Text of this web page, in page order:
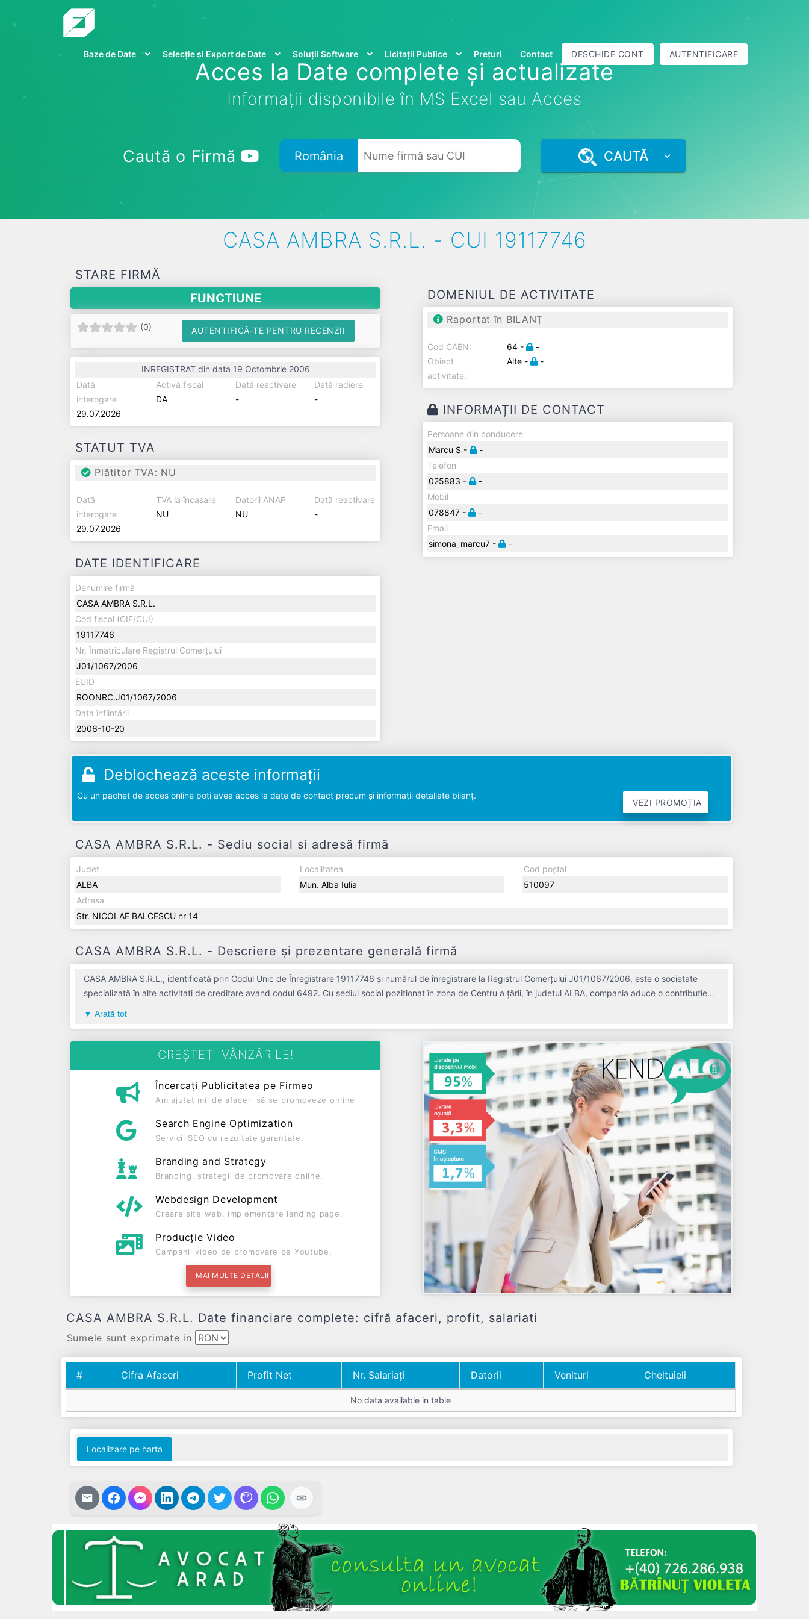
Baze de Date Selecție și Export de Date Soluții Software Licitații Publice Prețuri Contact DESCHIDE CONT AUTENTIFICARE
Acces la Date complete și actualizate
Informații disponibile în MS Excel sau Acces
Caută o Firmă România CAUTĂ
CASA AMBRA S.R.L. - CUI 19117746
STARE FIRMĂ
FUNCTIUNE
(0) AUTENTIFICĂ-TE PENTRU RECENZII
INREGISTRAT din data 19 Octombrie 2006
Dată
interogare
29.07.2026
Activă fiscal
DA
Dată reactivare
-
Dată radiere
-
STATUT TVA
Plătitor TVA: NU
Dată
interogare
29.07.2026
TVA la încasare
NU
Datorii ANAF
NU
Dată reactivare
-
DATE IDENTIFICARE
Denumire firmă
CASA AMBRA S.R.L.
Cod fiscal (CIF/CUI)
19117746
Nr. Înmatriculare Registrul Comerțului
J01/1067/2006
EUID
ROONRC.J01/1067/2006
Data înființării
2006-10-20
DOMENIUL DE ACTIVITATE
Raportat în BILANȚ
Cod CAEN: 64 -
-
Obiect
activitate:
Alte - -
INFORMAȚII DE CONTACT
Persoane din conducere
Marcu S -
-
Telefon
025883 -
-
Mobil
078847 -
-
Email
simona_marcu7 -
-
Deblochează aceste informații
Cu un pachet de acces online poți avea acces la date de contact precum și informații detaliate bilanț.
VEZI PROMOȚIA
CASA AMBRA S.R.L. - Sediu social si adresă firmă
Județ
ALBA
Localitatea
Mun. Alba Iulia
Cod poștal
510097
Adresa
Str. NICOLAE BALCESCU nr 14
CASA AMBRA S.R.L. - Descriere și prezentare generală firmă
CASA AMBRA S.R.L., identificată prin Codul Unic de Înregistrare 19117746 și numărul de înregistrare la Registrul Comerțului J01/1067/2006, este o societate
specializată în alte activitati de creditare avand codul 6492. Cu sediul social poziționat în zona de Centru a țării, în judetul ALBA, compania aduce o contribuție
Arată tot
CREȘTEȚI VÂNZĂRILE!
Încercați Publicitatea pe Firmeo
Am ajutat mii de afaceri să se promoveze online
Search Engine Optimization
Servicii SEO cu rezultate garantate.
Branding and Strategy
Branding, strategii de promovare online.
Webdesign Development
Creare site web, implementare landing page.
Producție Video
Campanii video de promovare pe Youtube.
MAI MULTE DETALII
CASA AMBRA S.R.L. Date financiare complete: cifră afaceri, profit, salariati
Sumele sunt exprimate in
# Cifra Afaceri Profit Net Nr. Salariați Datorii Venituri
Cheltuieli
Nr. Salariați
No data available in table
Localizare pe harta